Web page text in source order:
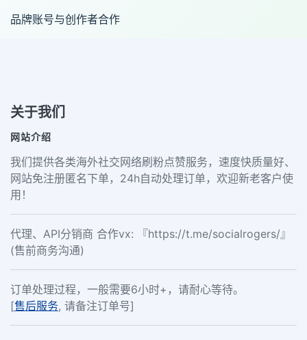
品牌账号与创作者合作
关于我们
网站介绍
我们提供各类海外社交网络刷粉点赞服务，速度快质量好、
网站免注册匿名下单，24h自动处理订单，欢迎新老客户使
用！
代理、API分销商 合作vx: 『https://t.me/socialrogers/』
(售前商务沟通)
订单处理过程，一般需要6小时+，请耐心等待。
[售后服务, 请备注订单号]